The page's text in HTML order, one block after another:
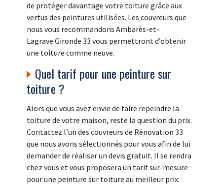
de protéger davantage votre toiture grâce aux
vertus des peintures utilisées. Les couvreurs que
nous vous recommandons Ambarès-et-
Lagrave Gironde 33 vous permettront d’obtenir
une toiture comme neuve.
Quel tarif pour une peinture sur
toiture ?
Alors que vous avez envie de faire repeindre la
toiture de votre maison, reste la question du prix.
Contactez l’un des couvreurs de Rénovation 33
que nous avons sélectionnés pour vous afin de lui
demander de réaliser un devis gratuit. Il se rendra
chez vous et vous proposera un tarif sur-mesure
pour une peinture sur toiture au meilleur prix.